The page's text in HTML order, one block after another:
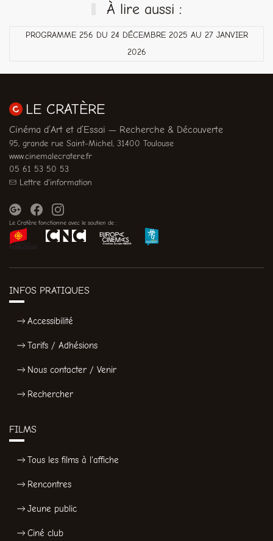
À lire aussi :
PROGRAMME 256 DU 24 DÉCEMBRE 2025 AU 27 JANVIER
2026
LE CRATÈRE
Cinéma d’Art et d’Essai — Recherche & Découverte
95, grande rue Saint-Michel, 31400 Toulouse
www.cinemalecratere.fr
05 61 53 50 53
Lettre d'information
Le Cratère fonctionne avec le soutien de :
INFOS PRATIQUES
Accessibilité
Tarifs / Adhésions
Nous contacter / Venir
Rechercher
FILMS
Tous les films à l'affiche
Rencontres
Jeune public
Ciné club